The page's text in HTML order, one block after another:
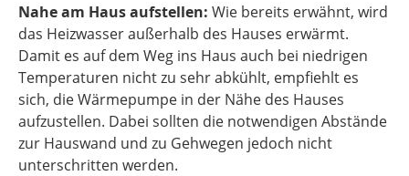
Nahe am Haus aufstellen: Wie bereits erwähnt, wird
das Heizwasser außerhalb des Hauses erwärmt.
Damit es auf dem Weg ins Haus auch bei niedrigen
Temperaturen nicht zu sehr abkühlt, empfiehlt es
sich, die Wärmepumpe in der Nähe des Hauses
aufzustellen. Dabei sollten die notwendigen Abstände
zur Hauswand und zu Gehwegen jedoch nicht
unterschritten werden.